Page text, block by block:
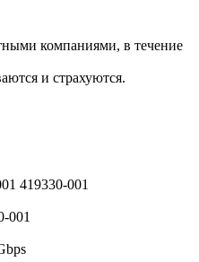
компаниями, в течение
и страхуются.
419330-001
001